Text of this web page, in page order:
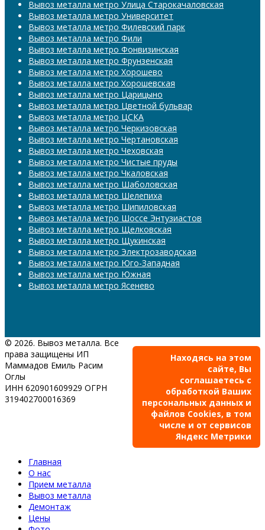
Вывоз металла метро Улица Старокачаловская
Вывоз металла метро Университет
Вывоз металла метро Филевский парк
Вывоз металла метро Фили
Вывоз металла метро Фонвизинская
Вывоз металла метро Фрунзенская
Вывоз металла метро Хорошево
Вывоз металла метро Хорошевская
Вывоз металла метро Царицыно
Вывоз металла метро Цветной бульвар
Вывоз металла метро ЦСКА
Вывоз металла метро Черкизовская
Вывоз металла метро Чертановская
Вывоз металла метро Чеховская
Вывоз металла метро Чистые пруды
Вывоз металла метро Чкаловская
Вывоз металла метро Шаболовская
Вывоз металла метро Шелепиха
Вывоз металла метро Шипиловская
Вывоз металла метро Шоссе Энтузиастов
Вывоз металла метро Щелковская
Вывоз металла метро Щукинская
Вывоз металла метро Электрозаводская
Вывоз металла метро Юго-Западная
Вывоз металла метро Южная
Вывоз металла метро Ясенево
© 2026. Вывоз металла. Все
права защищены ИП
Маммадов Емиль Расим
Оглы
ИНН 620901609929 ОГРН
319402700016369
Находясь на этом
сайте, Вы
соглашаетесь с
обработкой Ваших
персональных данных и
файлов Cookies, в том
числе и от сервисов
Яндекс Метрики
Главная
О нас
Прием металла
Вывоз металла
Демонтаж
Цены